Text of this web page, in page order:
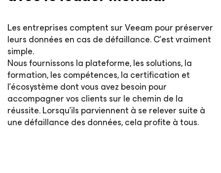
Les entreprises comptent sur Veeam pour préserver
leurs données en cas de défaillance. C’est vraiment
simple.
Nous fournissons la plateforme, les solutions, la
formation, les compétences, la certification et
l'écosystème dont vous avez besoin pour
accompagner vos clients sur le chemin de la
réussite. Lorsqu'ils parviennent à se relever suite à
une défaillance des données, cela profite à tous.